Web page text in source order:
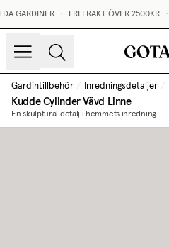
GARDINER FRI FRAKT ÖVER 2500KR
Gardintillbehör / Inredningsdetaljer /
Kudde Cylinder Vävd Linne
En skulptural detalj i hemmets inredning